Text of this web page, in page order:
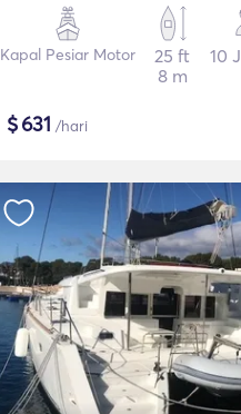
Kapal Pesiar Motor
25 ft
8 m
10
$631 /hari